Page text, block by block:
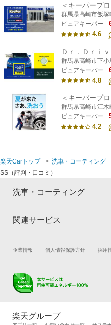
＜キーパープ
群馬県高崎市飯
ピュアキーパー
4.6
群馬県高崎市下小
ピュアキーパー
4.8
＜キーパープ
群馬県高崎市江木
ピュアキーパー
4.2
楽天Carトップ 洗車・コーティング
SS（評判・口コミ）
洗車・コーティング
トップ
コーティングとは
よくある質問
関連サービス
試乗・商談
キズ修理予約
メンテナンス管理
企業情報 個人情報保護方針 採用
楽天グループ